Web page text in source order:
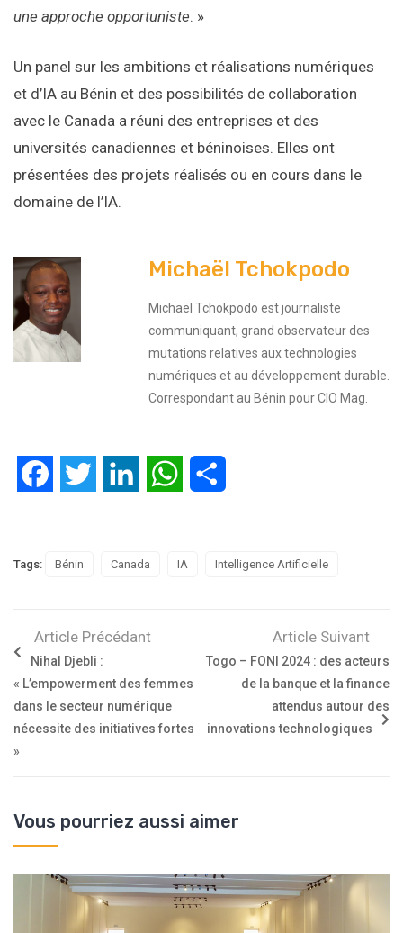
une approche opportuniste. »
Un panel sur les ambitions et réalisations numériques
et d’IA au Bénin et des possibilités de collaboration
avec le Canada a réuni des entreprises et des
universités canadiennes et béninoises. Elles ont
présentées des projets réalisés ou en cours dans le
domaine de l’IA.
Michaël Tchokpodo
Michaël Tchokpodo est journaliste
communiquant, grand observateur des
mutations relatives aux technologies
numériques et au développement durable.
Correspondant au Bénin pour CIO Mag.
FacebookTwitter LinkedIn WhatsApp
Tags: Bénin Canada IA Intelligence Artificielle
Article Précédant
Nihal Djebli :
« L’empowerment des femmes
dans le secteur numérique
nécessite des initiatives fortes
»
Article Suivant
Togo – FONI 2024 : des acteurs
de la banque et la finance
attendus autour des
innovations technologiques
Vous pourriez aussi aimer